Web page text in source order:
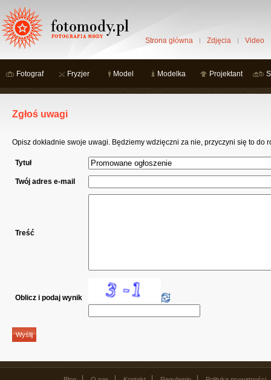
Strona główna Zdjęcia Video
Fotograf Fryzjer Model Modelka Projektant
Zgłoś uwagi
Opisz dokładnie swoje uwagi. Będziemy wdzięczni za nie, przyczyni się to do
Tytuł
Twój adres e-mail
Treść
Oblicz i podaj wynik